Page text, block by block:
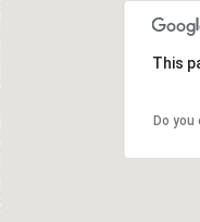
This
Do